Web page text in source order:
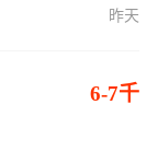
昨天
6-7千